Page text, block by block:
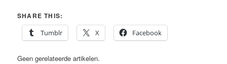
SHARE THIS:
Tumblr
X Facebook
Geen gerelateerde artikelen.